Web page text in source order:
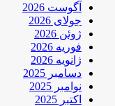
آگوست 2026
جولای 2026
ژوئن 2026
فوریه 2026
ژانویه 2026
دسامبر 2025
نوامبر 2025
اکتبر 2025